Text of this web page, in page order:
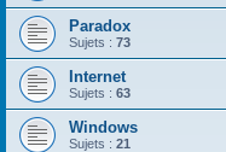
Paradox
Sujets : 73
Internet
Sujets : 63
Windows
Sujets : 21